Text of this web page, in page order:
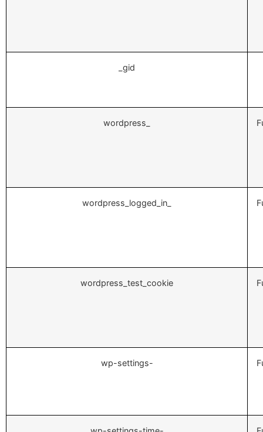
_gid
wordpress_
wordpress_logged_in_
wordpress_test_cookie
wp-settings-